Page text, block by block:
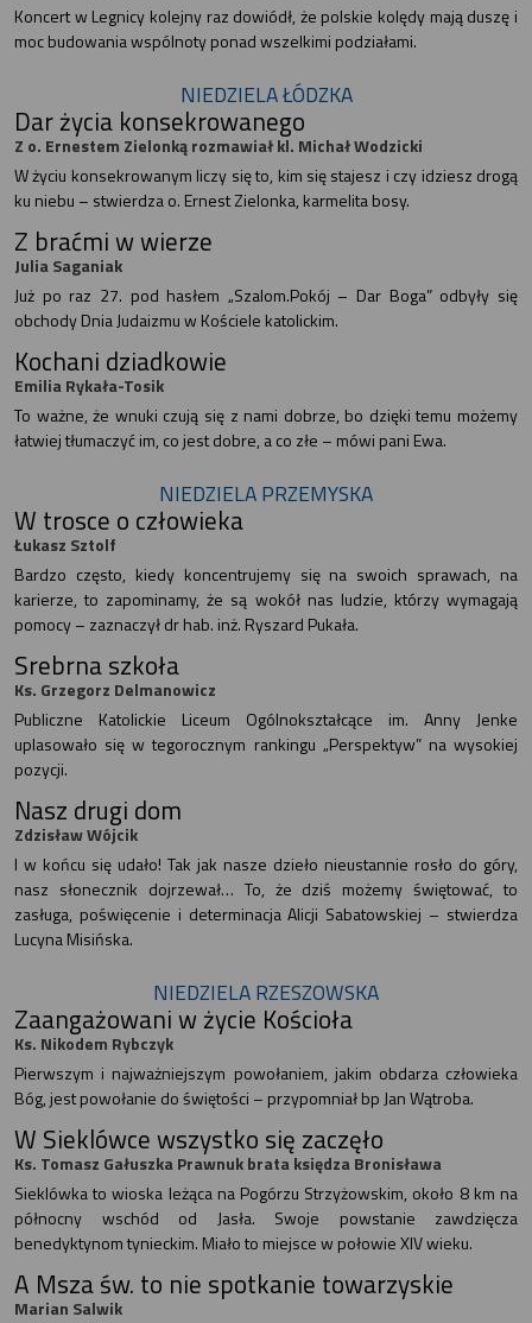
Koncert w Legnicy kolejny raz dowiódł, że polskie kolędy mają duszę i
moc budowania wspólnoty ponad wszelkimi podziałami.
NIEDZIELA ŁÓDZKA
Dar życia konsekrowanego
Z o. Ernestem Zielonką rozmawiał kl. Michał Wodzicki
W życiu konsekrowanym liczy się to, kim się stajesz i czy idziesz drogą
ku niebu – stwierdza o. Ernest Zielonka, karmelita bosy.
Z braćmi w wierze
Julia Saganiak
Już po raz 27. pod hasłem „Szalom.Pokój – Dar Boga” odbyły się
obchody Dnia Judaizmu w Kościele katolickim.
Kochani dziadkowie
Emilia Rykała-Tosik
To ważne, że wnuki czują się z nami dobrze, bo dzięki temu możemy
łatwiej tłumaczyć im, co jest dobre, a co złe – mówi pani Ewa.
NIEDZIELA PRZEMYSKA
W trosce o człowieka
Łukasz Sztolf
Bardzo często, kiedy koncentrujemy się na swoich sprawach, na
karierze, to zapominamy, że są wokół nas ludzie, którzy wymagają
pomocy – zaznaczył dr hab. inż. Ryszard Pukała.
Srebrna szkoła
Ks. Grzegorz Delmanowicz
Publiczne Katolickie Liceum Ogólnokształcące im. Anny Jenke
uplasowało się w tegorocznym rankingu „Perspektyw” na wysokiej
pozycji.
Nasz drugi dom
Zdzisław Wójcik
I w końcu się udało! Tak jak nasze dzieło nieustannie rosło do góry,
nasz słonecznik dojrzewał… To, że dziś możemy świętować, to
zasługa, poświęcenie i determinacja Alicji Sabatowskiej – stwierdza
Lucyna Misińska.
NIEDZIELA RZESZOWSKA
Zaangażowani w życie Kościoła
Ks. Nikodem Rybczyk
Pierwszym i najważniejszym powołaniem, jakim obdarza człowieka
Bóg, jest powołanie do świętości – przypomniał bp Jan Wątroba.
W Sieklówce wszystko się zaczęło
Ks. Tomasz Gałuszka Prawnuk brata księdza Bronisława
Sieklówka to wioska leżąca na Pogórzu Strzyżowskim, około 8 km na
północny wschód od Jasła. Swoje powstanie zawdzięcza
benedyktynom tynieckim. Miało to miejsce w połowie XIV wieku.
A Msza św. to nie spotkanie towarzyskie
Marian Salwik